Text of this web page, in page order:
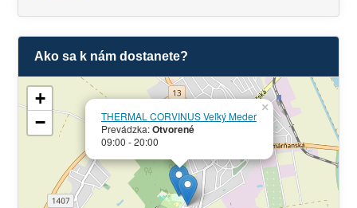
Ako sa k nám dostanete?
THERMAL CORVINUS Veľký Meder
Prevádzka:Otvorené
09:00 - 20:00
×
+
−